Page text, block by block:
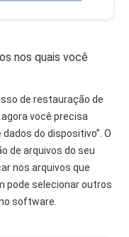
nos quais você
de restauração de
você precisa
do dispositivo”. O
de arquivos do seu
nos arquivos que
pode selecionar outros
software.